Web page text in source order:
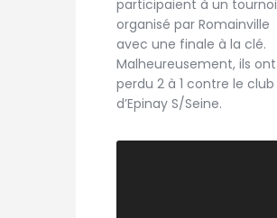
participaient à un tournoi
organisé par Romainville
avec une finale à la clé.
Malheureusement, ils ont
perdu 2 à 1 contre le club
d’Epinay S/Seine.